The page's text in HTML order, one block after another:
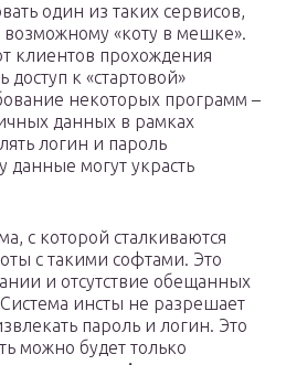
один из таких сервисов,
«коту в мешке».
клиентов прохождения
доступ к «стартовой»
некоторых программ –
данных в рамках
логин и пароль
данные могут украсть
с которой сталкиваются
с такими софтами. Это
и отсутствие обещанных
инсты не разрешает
пароль и логин. Это
можно будет только